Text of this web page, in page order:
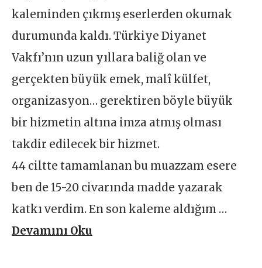
kaleminden çıkmış eserlerden okumak
durumunda kaldı. Türkiye Diyanet
Vakfı’nın uzun yıllara baliğ olan ve
gerçekten büyük emek, malî külfet,
organizasyon… gerektiren böyle büyük
bir hizmetin altına imza atmış olması
takdir edilecek bir hizmet.
44 ciltte tamamlanan bu muazzam esere
ben de 15-20 civarında madde yazarak
katkı verdim. En son kaleme aldığım …
Devamını Oku